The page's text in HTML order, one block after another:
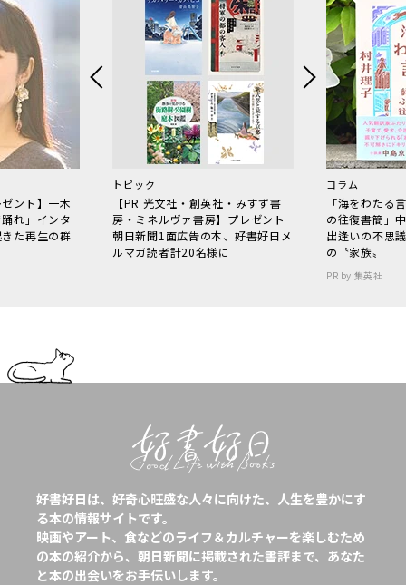
ント】一木
れ」インタ
た再生の群
トピック
【PR 光文社・創英社・みすず書
房・ミネルヴァ書房】プレゼント
朝日新聞1面広告の本、好書好日メ
ルマガ読者計20名様に
コラム
「海をわた
の往復書簡」
出逢いの不思
の〝家族〟
PR by 集英社
好書好日は、好奇心旺盛な人々に向けた、人生を豊かにす
る本の情報サイトです。
映画やアート、食などのライフ＆カルチャーを楽しむため
の本の紹介から、朝日新聞に掲載された書評まで、あなた
と本の出会いをお手伝いします。